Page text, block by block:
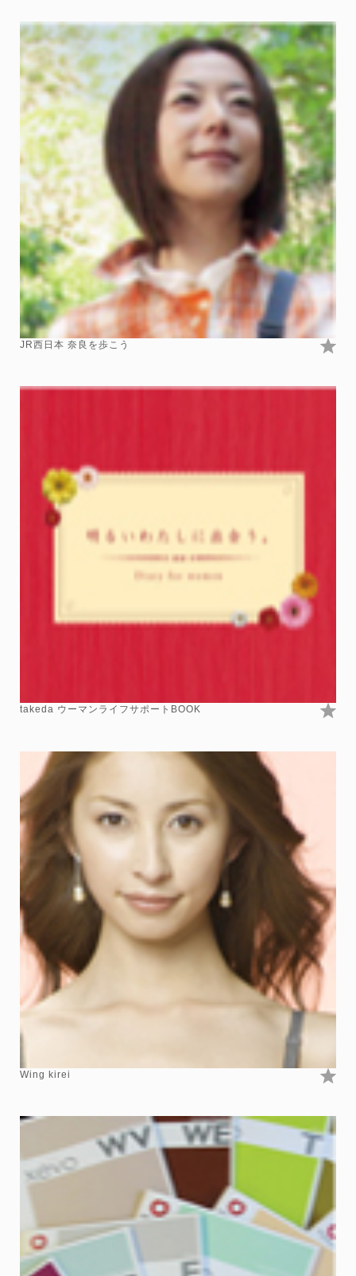
JR西日本 奈良を歩こう
takeda ウーマンライフサポートBOOK
Wing kirei